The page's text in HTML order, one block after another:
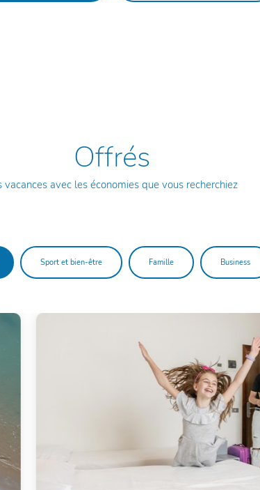
Offrés
vacances avec les économies que vous recherchiez
Sport et bien-être Famille Business